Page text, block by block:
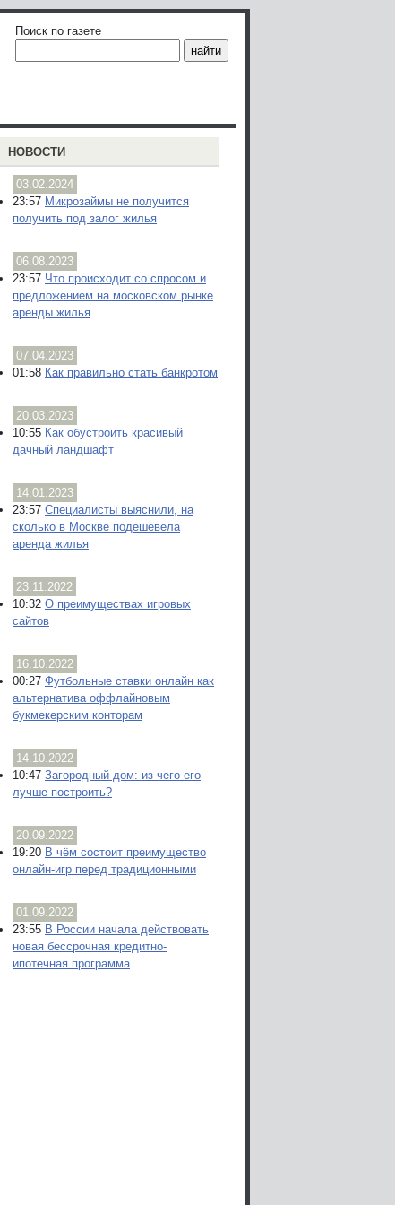
Поиск по газете
НОВОСТИ
03.02.2024
23:57 Микрозаймы не получится
получить под залог жилья
06.08.2023
23:57 Что происходит со спросом и
предложением на московском рынке
аренды жилья
07.04.2023
01:58 Как правильно стать банкротом
20.03.2023
10:55 Как обустроить красивый
дачный ландшафт
14.01.2023
23:57 Специалисты выяснили, на
сколько в Москве подешевела
аренда жилья
23.11.2022
10:32 О преимуществах игровых
сайтов
16.10.2022
00:27 Футбольные ставки онлайн как
альтернатива оффлайновым
букмекерским конторам
14.10.2022
10:47 Загородный дом: из чего его
лучше построить?
20.09.2022
19:20 В чём состоит преимущество
онлайн-игр перед традиционными
01.09.2022
23:55 В России начала действовать
новая бессрочная кредитно-
ипотечная программа